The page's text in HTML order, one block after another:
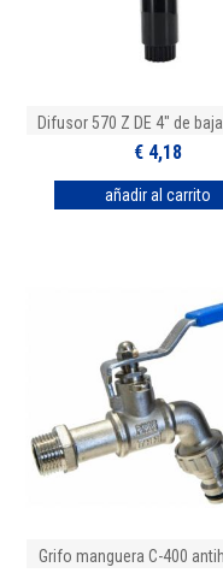
Difusor 570 Z DE 4" de
€ 4,18
Grifo manguera C-400